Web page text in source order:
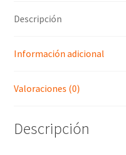
Descripción
Información adicional
Valoraciones (0)
Descripción